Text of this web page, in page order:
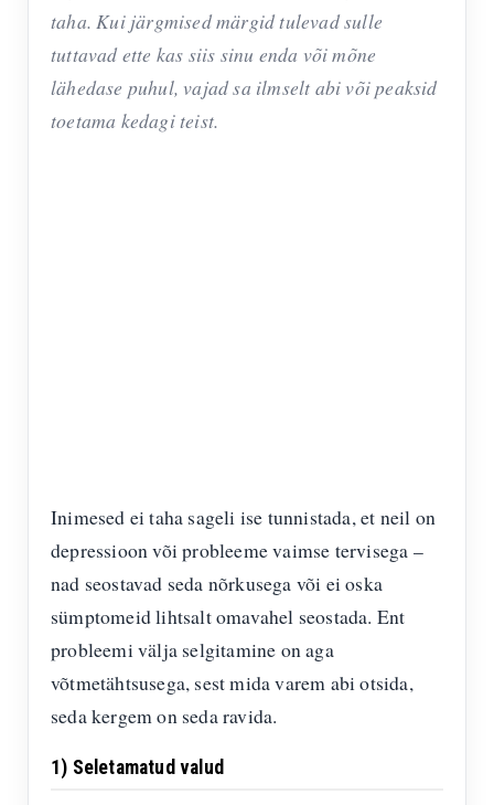
taha. Kui järgmised märgid tulevad sulle
tuttavad ette kas siis sinu enda või mõne
lähedase puhul, vajad sa ilmselt abi või peaksid
toetama kedagi teist.
Inimesed ei taha sageli ise tunnistada, et neil on
depressioon või probleeme vaimse tervisega –
nad seostavad seda nõrkusega või ei oska
sümptomeid lihtsalt omavahel seostada. Ent
probleemi välja selgitamine on aga
võtmetähtsusega, sest mida varem abi otsida,
seda kergem on seda ravida.
1) Seletamatud valud